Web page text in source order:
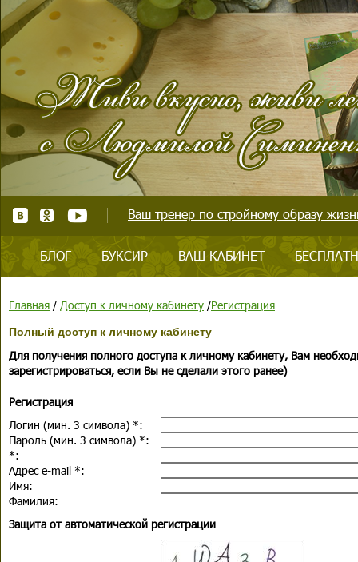
Ваш тренер по стройному образу
БЛОГ БУКСИР ВАШ КАБИНЕТ
Главная / Доступ к личному кабинету /Регистрация
Полный доступ к личному кабинету
Для получения полного доступа к личному кабинету, Вам
зарегистрироваться, если Вы не сделали этого ранее)
Регистрация
Логин (мин. 3 символа) *:
Пароль (мин. 3 символа) *:
*:
Адрес e-mail *:
Имя:
Фамилия:
Защита от автоматической регистрации